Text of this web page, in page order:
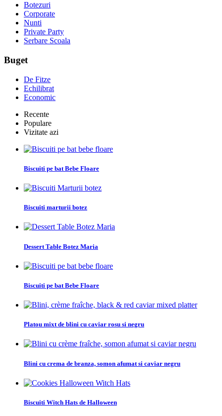
Botezuri
Corporate
Nunti
Private Party
Serbare Scoala
Buget
De Fitze
Echilibrat
Economic
Recente
Populare
Vizitate azi
Biscuiti pe bat Bebe Floare
Biscuiti marturii botez
Dessert Table Botez Maria
Biscuiti pe bat Bebe Floare
Platou mixt de blini cu caviar rosu si negru
Blini cu crema de branza, somon afumat si caviar negru
Biscuiti Witch Hats de Halloween